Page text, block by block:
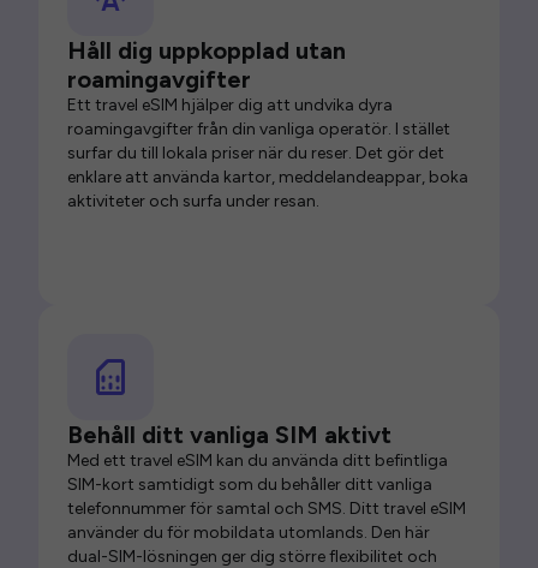
Håll dig uppkopplad utan
roamingavgifter
Ett travel eSIM hjälper dig att undvika dyra
roamingavgifter från din vanliga operatör. I stället
surfar du till lokala priser när du reser. Det gör det
enklare att använda kartor, meddelandeappar, boka
aktiviteter och surfa under resan.
Behåll ditt vanliga SIM aktivt
Med ett travel eSIM kan du använda ditt befintliga
SIM-kort samtidigt som du behåller ditt vanliga
telefonnummer för samtal och SMS. Ditt travel eSIM
använder du för mobildata utomlands. Den här
dual-SIM-lösningen ger dig större flexibilitet och